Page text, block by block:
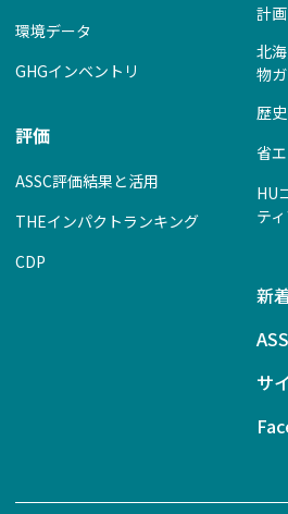
環境データ
GHGインベントリ
評価
ASSC評価結果と活用
THEインパクトランキング
CDP
計画
北
物
歴
省
HU
テ
新
サ